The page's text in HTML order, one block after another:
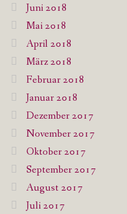
Juni 2018
Mai 2018
April 2018
März 2018
Februar 2018
Januar 2018
Dezember 2017
November 2017
Oktober 2017
September 2017
August 2017
Juli 2017